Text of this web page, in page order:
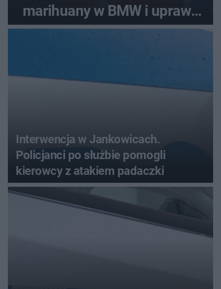
marihuany w BMW i uprawa
między pomidorami
Interwencja w Jankowicach.
Policjanci po służbie pomogli
kierowcy z atakiem padaczki